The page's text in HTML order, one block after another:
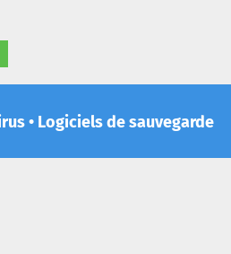
• Logiciels de sauvegarde